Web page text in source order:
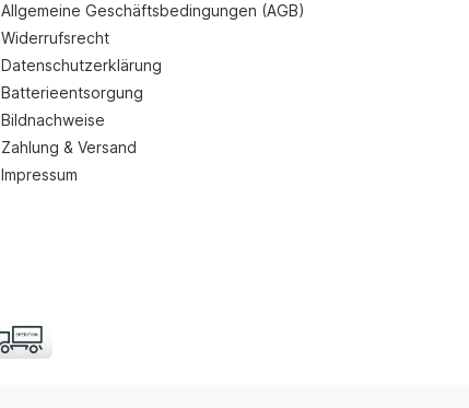
Allgemeine Geschäftsbedingungen (AGB)
Widerrufsrecht
Datenschutzerklärung
Batterieentsorgung
Bildnachweise
Zahlung & Versand
Impressum